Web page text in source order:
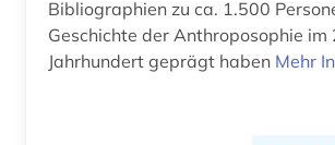
fallstudiensammlung (1)
Bibliographien zu ca. 1.500
Geschichte der Anthroposophie im
Jahrhundert geprägt haben Mehr